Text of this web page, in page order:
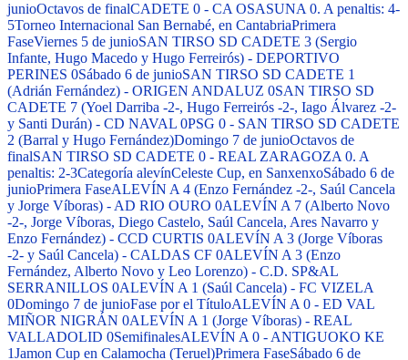
junioOctavos de finalCADETE 0 - CA OSASUNA 0. A penaltis: 4-
5Torneo Internacional San Bernabé, en CantabriaPrimera
FaseViernes 5 de junioSAN TIRSO SD CADETE 3 (Sergio
Infante, Hugo Macedo y Hugo Ferreirós) - DEPORTIVO
PERINES 0Sábado 6 de junioSAN TIRSO SD CADETE 1
(Adrián Fernández) - ORIGEN ANDALUZ 0SAN TIRSO SD
CADETE 7 (Yoel Darriba -2-, Hugo Ferreirós -2-, Iago Álvarez -2-
y Santi Durán) - CD NAVAL 0PSG 0 - SAN TIRSO SD CADETE
2 (Barral y Hugo Fernández)Domingo 7 de junioOctavos de
finalSAN TIRSO SD CADETE 0 - REAL ZARAGOZA 0. A
penaltis: 2-3Categoría alevínCeleste Cup, en SanxenxoSábado 6 de
junioPrimera FaseALEVÍN A 4 (Enzo Fernández -2-, Saúl Cancela
y Jorge Víboras) - AD RIO OURO 0ALEVÍN A 7 (Alberto Novo
-2-, Jorge Víboras, Diego Castelo, Saúl Cancela, Ares Navarro y
Enzo Fernández) - CCD CURTIS 0ALEVÍN A 3 (Jorge Víboras
-2- y Saúl Cancela) - CALDAS CF 0ALEVÍN A 3 (Enzo
Fernández, Alberto Novo y Leo Lorenzo) - C.D. SP&AL
SERRANILLOS 0ALEVÍN A 1 (Saúl Cancela) - FC VIZELA
0Domingo 7 de junioFase por el TítuloALEVÍN A 0 - ED VAL
MIÑOR NIGRÁN 0ALEVÍN A 1 (Jorge Víboras) - REAL
VALLADOLID 0SemifinalesALEVÍN A 0 - ANTIGUOKO KE
1Jamon Cup en Calamocha (Teruel)Primera FaseSábado 6 de